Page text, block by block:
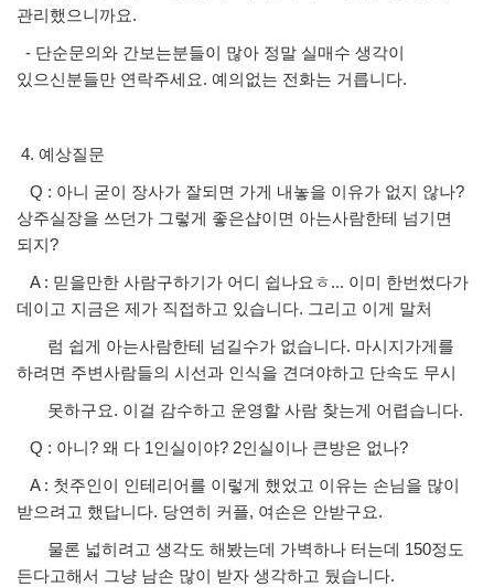
관리했으니까요.
- 단순문의와 간보는분들이 많아 정말 실매수 생각이
있으신분들만 연락주세요. 예의없는 전화는 거릅니다.
4. 예상질문
Q : 아니 굳이 장사가 잘되면 가게 내놓을 이유가 없지 않나?
상주실장을 쓰던가 그렇게 좋은샵이면 아는사람한테 넘기면
되지?
A : 믿을만한 사람구하기가 어디 쉽나요ㅎ... 이미 한번썼다가
데이고 지금은 제가 직접하고 있습니다. 그리고 이게 말처
럼 쉽게 아는사람한테 넘길수가 없습니다. 마시지가게를
하려면 주변사람들의 시선과 인식을 견뎌야하고 단속도 무시
못하구요. 이걸 감수하고 운영할 사람 찾는게 어렵습니다.
Q : 아니? 왜 다 1인실이야? 2인실이나 큰방은 없나?
A : 첫주인이 인테리어를 이렇게 했었고 이유는 손님을 많이
받으려고 했답니다. 당연히 커플, 여손은 안받구요.
물론 넓히려고 생각도 해봤는데 가벽하나 터는데 150정도
든다고해서 그냥 남손 많이 받자 생각하고 뒀습니다.